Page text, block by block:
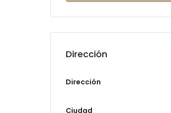
Dirección
Dirección
Ciudad